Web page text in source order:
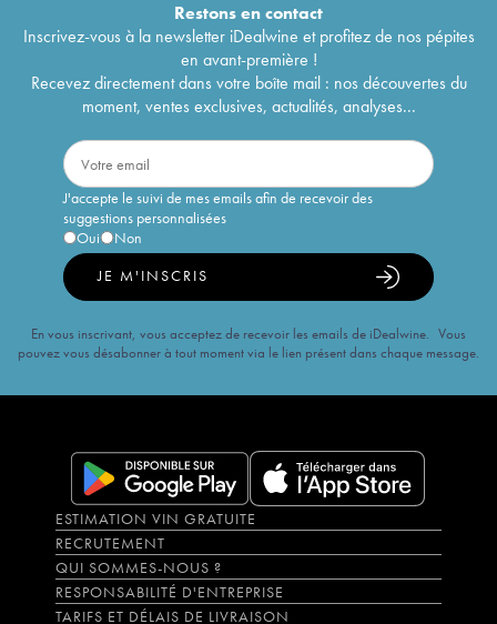
Restons encontact
Inscrivez-vous à la newsletter iDealwine et profitez de nos pépites
en avant-première !
Recevez directement dans votre boîte mail : nos découvertes du
moment, ventes exclusives, actualités, analyses...
J'accepte le suivi de mes emails afin de recevoir des
suggestions personnalisées
Oui
Non
JE M'INSCRIS
En vous inscrivant, vous acceptez de recevoir les emails de iDealwine. Vous
pouvez vous désabonner à tout moment via le lien présent dans chaque message.
ESTIMATION VIN GRATUITE
RECRUTEMENT
QUI SOMMES-NOUS ?
RESPONSABILITÉ D'ENTREPRISE
TARIFS ET DÉLAIS DE LIVRAISON